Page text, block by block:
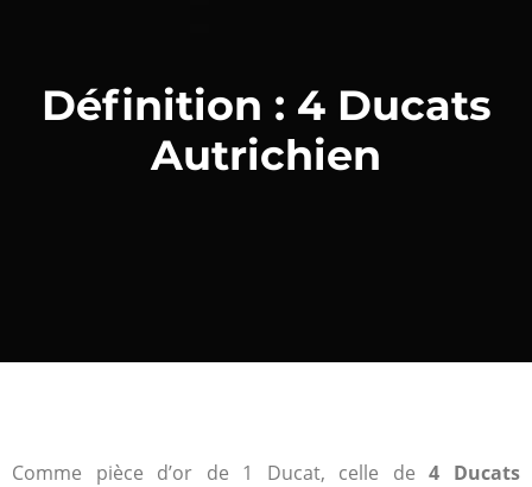
Définition : 4 Ducats
Autrichien
Comme pièce d’or de 1 Ducat, celle de4 Ducats